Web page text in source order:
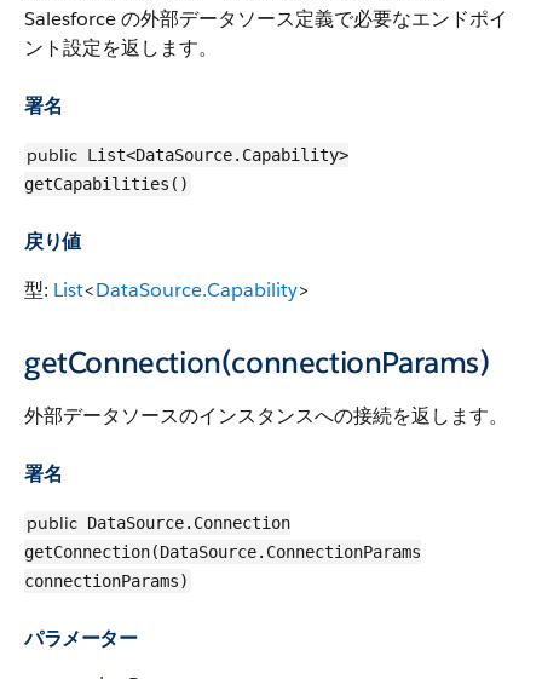
Salesforce の外部データソース定義で必要なエンドポイ
ント設定を返します。
署名
public List<DataSource.Capability>
getCapabilities()
戻り値
型: List<DataSource.Capability>
getConnection(connectionParams)
外部データソースのインスタンスへの接続を返します。
署名
public DataSource.Connection
getConnection(DataSource.ConnectionParams
connectionParams)
パラメーター